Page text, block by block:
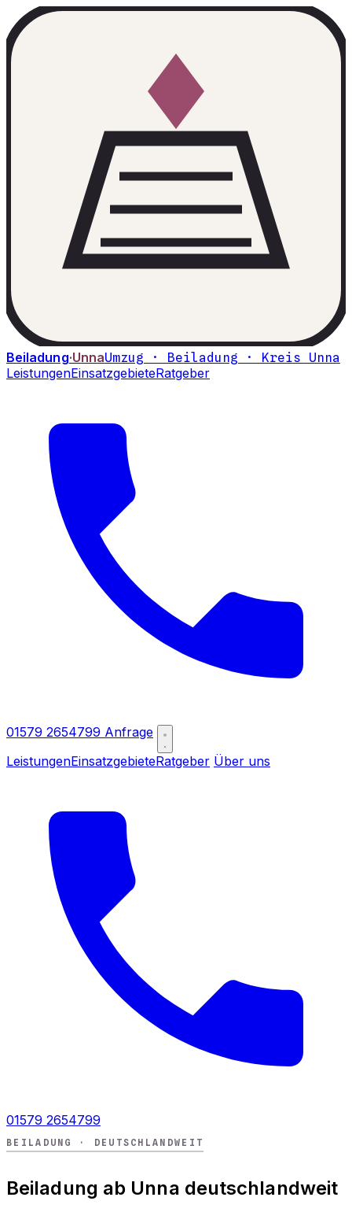
Beiladung·UnnaUmzug · Beiladung · Kreis Unna
LeistungenEinsatzgebieteRatgeber
01579 2654799 Anfrage
LeistungenEinsatzgebieteRatgeber Über uns
01579 2654799
BEILADUNG · DEUTSCHLANDWEIT
Beiladung ab Unna deutschlandweit